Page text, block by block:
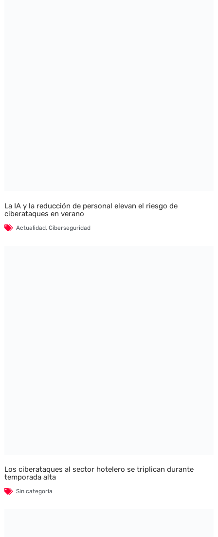
La IA y la reducción de personal elevan el riesgo de
ciberataques en verano
Actualidad, Ciberseguridad
Los ciberataques al sector hotelero se triplican durante
temporada alta
Sin categoría